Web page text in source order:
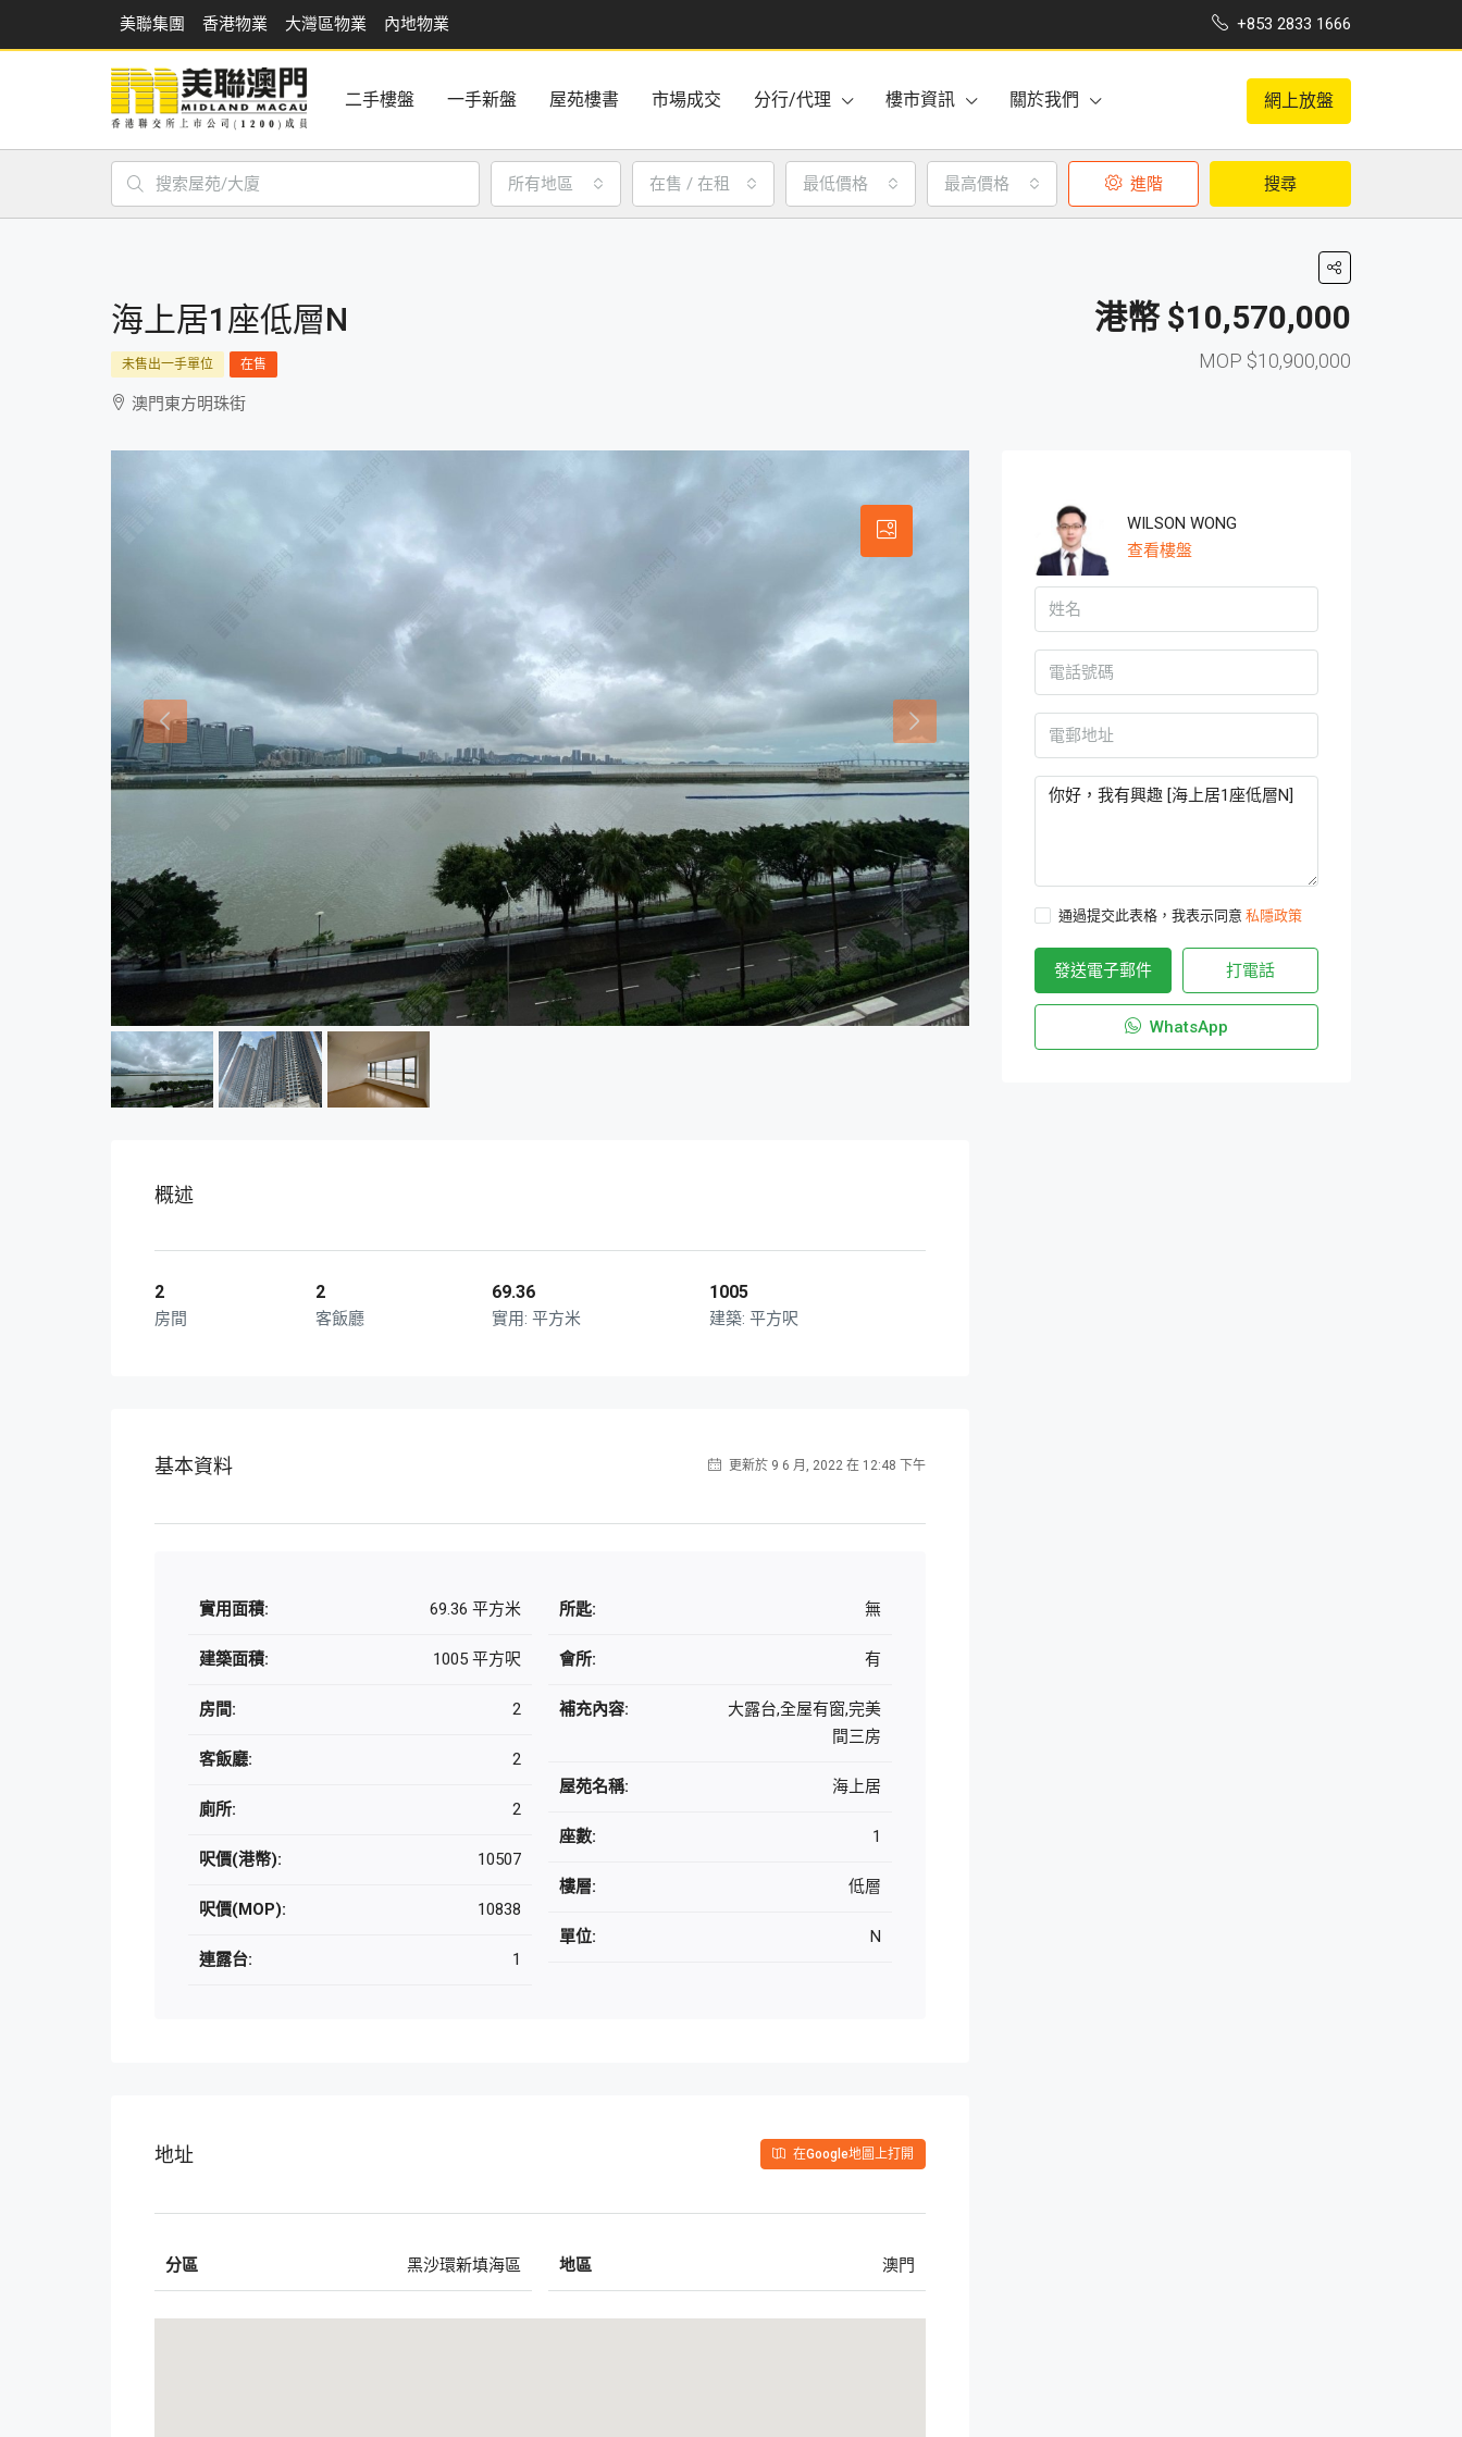
美聯集團 香港物業 大灣區物業 內地物業 +853 2833 1666
二手樓盤 一手新盤 屋苑樓書 市場成交 分行/代理 樓市資訊 關於我們 網上放盤
所有地區 在售 / 在租 最低價格 最高價格 進階 搜尋
海上居1座低層N $10,570,000
$10,900,000
未售出一手單位 在售
澳門東方明珠街
概述
2
房間
2
客飯廳
69.36
平方米
1005
平方呎
基本資料 更新於 9 6 月, 2022 在 12:48 下午
實用面積: 69.36 平方米
建築面積: 1005 平方呎
房間: 2
客飯廳: 2
廁所: 2
呎價(港幣): 10507
呎價(MOP): 10838
連露台: 1
所匙: 無
會所: 有
補充內容:
大露台,全屋有窗,完美
間三房
屋苑名稱: 海上居
座數: 1
樓層: 低層
單位: N
地址 在Google地圖上打開
分區 黑沙環新填海區 地區 澳門
WILSON WONG
查看樓盤
通過提交此表格，我表示同意 私隱政策
發送電子郵件 打電話
WhatsApp